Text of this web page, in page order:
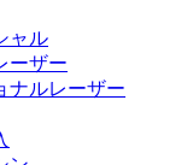
ャル
ーザー
ナルレーザー